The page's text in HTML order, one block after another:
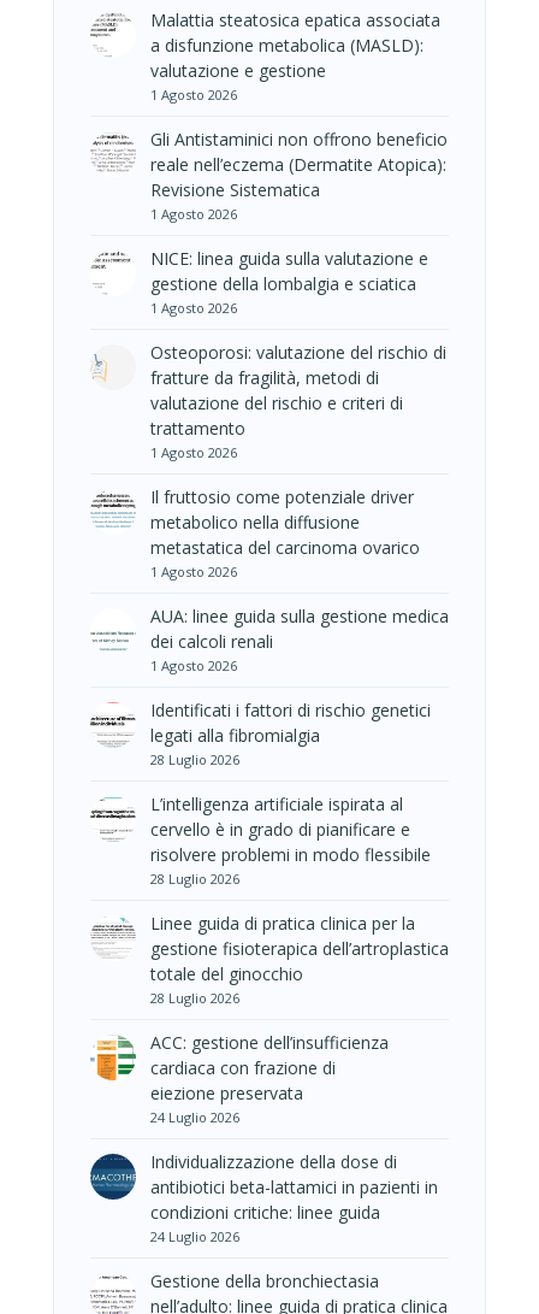
Malattia steatosica epatica associata
a disfunzione metabolica (MASLD):
valutazione e gestione
1 Agosto 2026
Gli Antistaminici non offrono beneficio
reale nell’eczema (Dermatite Atopica):
Revisione Sistematica
1 Agosto 2026
NICE: linea guida sulla valutazione e
gestione della lombalgia e sciatica
1 Agosto 2026
Osteoporosi: valutazione del rischio di
fratture da fragilità, metodi di
valutazione del rischio e criteri di
trattamento
1 Agosto 2026
Il fruttosio come potenziale driver
metabolico nella diffusione
metastatica del carcinoma ovarico
1 Agosto 2026
AUA: linee guida sulla gestione medica
dei calcoli renali
1 Agosto 2026
Identificati i fattori di rischio genetici
legati alla fibromialgia
28 Luglio 2026
L’intelligenza artificiale ispirata al
cervello è in grado di pianificare e
risolvere problemi in modo flessibile
28 Luglio 2026
Linee guida di pratica clinica per la
gestione fisioterapica dell’artroplastica
totale del ginocchio
28 Luglio 2026
ACC: gestione dell’insufficienza
cardiaca con frazione di
eiezione preservata
24 Luglio 2026
Individualizzazione della dose di
antibiotici beta-lattamici in pazienti in
condizioni critiche: linee guida
24 Luglio 2026
Gestione della bronchiectasia
nell’adulto: linee guida di pratica clinica